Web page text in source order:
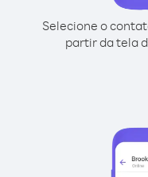
Selecione o
partir da tela